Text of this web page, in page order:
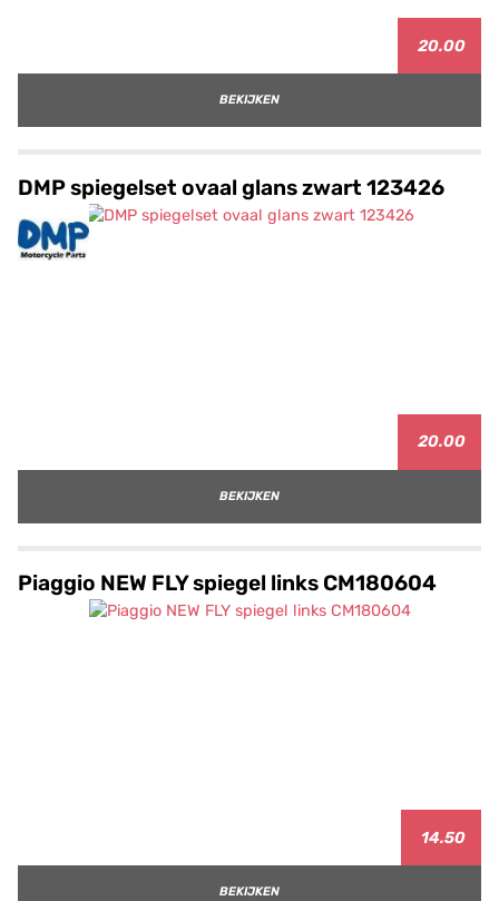
20.00
BEKIJKEN
DMP spiegelset ovaal glans zwart 123426
20.00
BEKIJKEN
Piaggio NEW FLY spiegel links CM180604
14.50
BEKIJKEN